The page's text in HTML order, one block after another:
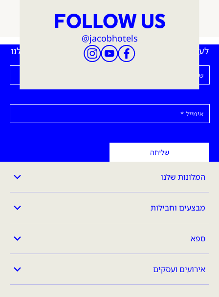
FOLLOW US
@jacobhotels
לעדכונים, הטבות והנחות - הירשמו עכשיו לניוזלטר שלנו
שם פרטי
אימייל
שליחה
המלונות שלנו
מבצעים וחבילות
ספא
אירועים ועסקים